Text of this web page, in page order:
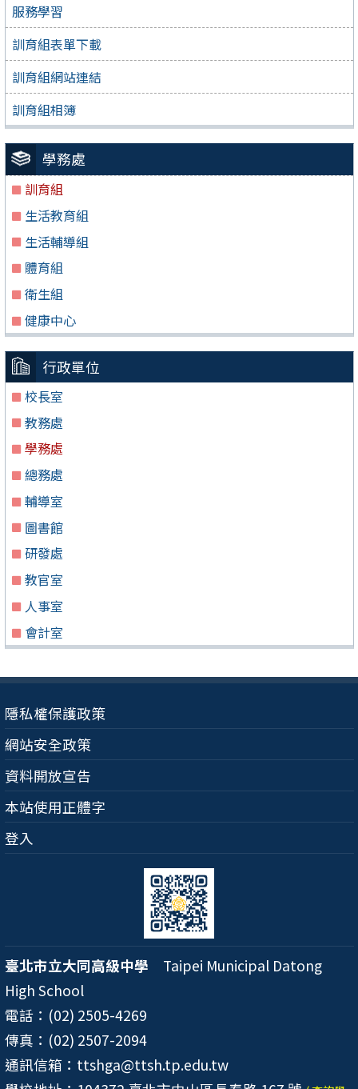
服務學習
訓育組表單下載
訓育組網站連結
訓育組相簿
學務處
訓育組
生活教育組
生活輔導組
體育組
衛生組
健康中心
行政單位
校長室
教務處
學務處
總務處
輔導室
圖書館
研發處
教官室
人事室
會計室
隱私權保護政策
網站安全政策
資料開放宣告
本站使用正體字
登入
臺北市立大同高級中學 Taipei Municipal Datong
High School
電話：(02) 2505-4269
傳真：(02) 2507-2094
通訊信箱：ttshga@ttsh.tp.edu.tw